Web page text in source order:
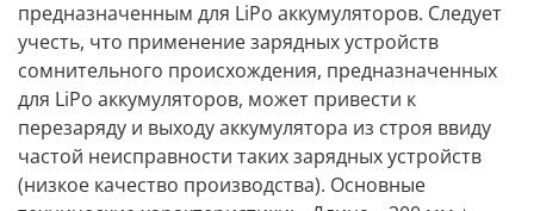
предназначенным для LiPo аккумуляторов. Следует
учесть, что применение зарядных устройств
сомнительного происхождения, предназначенных
для LiPo аккумуляторов, может привести к
перезаряду и выходу аккумулятора из строя ввиду
частой неисправности таких зарядных устройств
(низкое качество производства). Основные